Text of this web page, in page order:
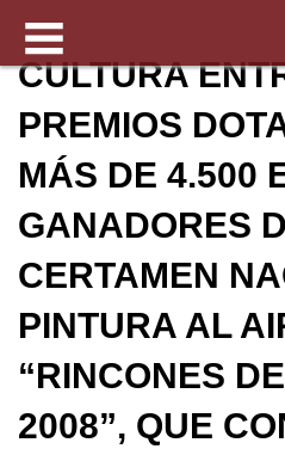
CULTURA
PREMIOS
MÁS DE 4.500
GANADORES
CERTAMEN
PINTURA AL
“RINCONES
2008”, QUE